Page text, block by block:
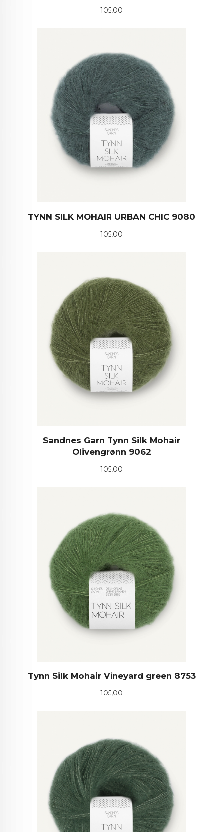
Pris
105,00
TYNN SILK MOHAIR URBAN CHIC 9080
Pris
105,00
Sandnes Garn Tynn Silk Mohair
Olivengrønn 9062
Pris
105,00
Tynn Silk Mohair Vineyard green 8753
Pris
105,00